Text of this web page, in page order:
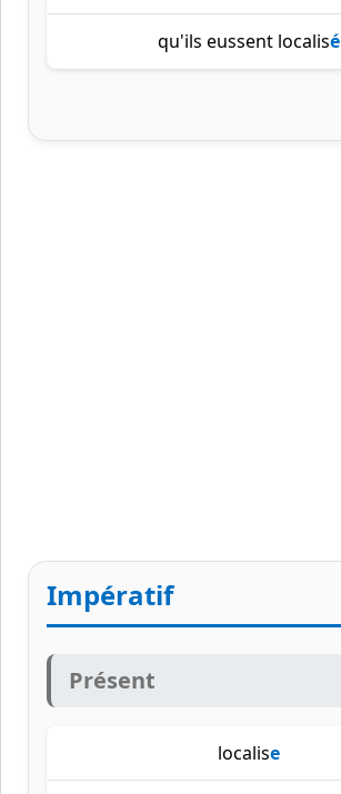
qu'ils eussent localisé
Impératif
Présent
localise